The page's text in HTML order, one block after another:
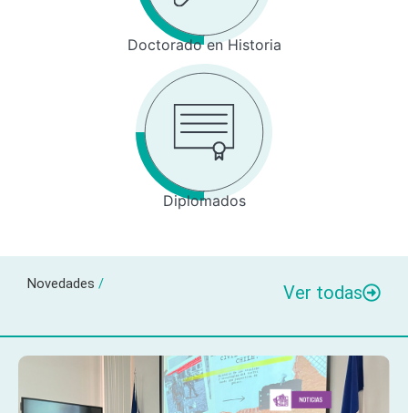
Doctorado en Historia
Diplomados
Novedades / Ver todas